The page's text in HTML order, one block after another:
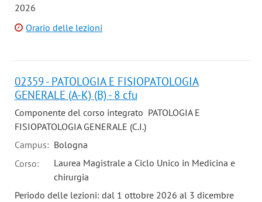
2026
Orario delle lezioni
02359 - PATOLOGIA E FISIOPATOLOGIA
GENERALE (A-K) (B) - 8 cfu
Componente del corso integrato PATOLOGIA E
FISIOPATOLOGIA GENERALE (C.I.)
Campus: Bologna
Corso:
Laurea Magistrale a Ciclo Unico in Medicina e
chirurgia
Periodo delle lezioni: dal 1 ottobre 2026 al 3 dicembre